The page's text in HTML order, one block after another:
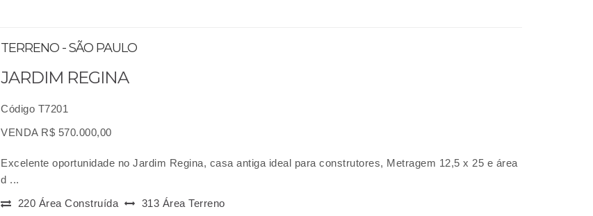
TERRENO - SÃO PAULO
JARDIM REGINA
Código T7201
VENDA R$ 570.000,00
Excelente oportunidade no Jardim Regina, casa antiga ideal para construtores, Metragem 12,5 x 25 e área
d ...
220 Área Construída
313 Área Terreno